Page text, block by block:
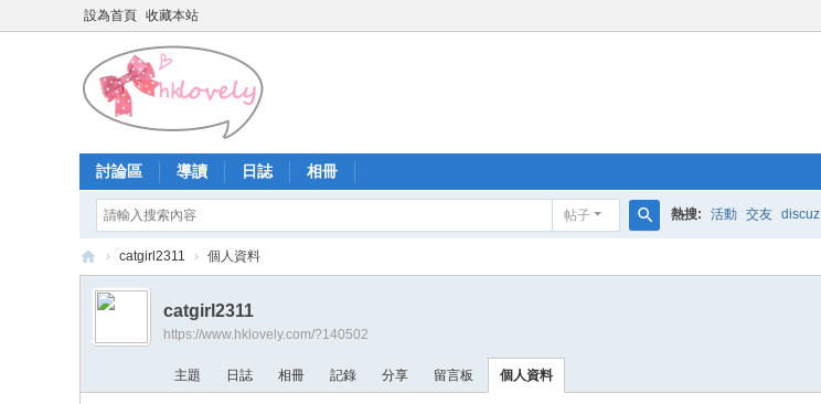
設為首頁 收藏本站
討論區 導讀 日誌 相冊
帖子
索
熱搜: 活動 交友 discuz
香
少
› catgirl2311 › 個人資料
catgirl2311
https://www.hklovely.com/?140502
主題 日誌 相冊 記錄 分享 留言板 個人資料